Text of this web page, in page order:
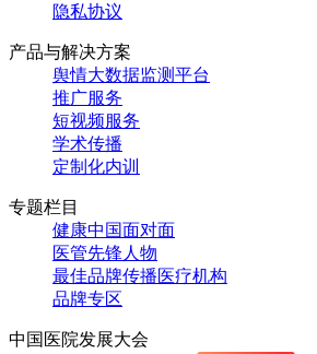
隐私协议
产品与解决方案
舆情大数据监测平台
推广服务
短视频服务
学术传播
定制化内训
专题栏目
健康中国面对面
医管先锋人物
最佳品牌传播医疗机构
品牌专区
中国医院发展大会